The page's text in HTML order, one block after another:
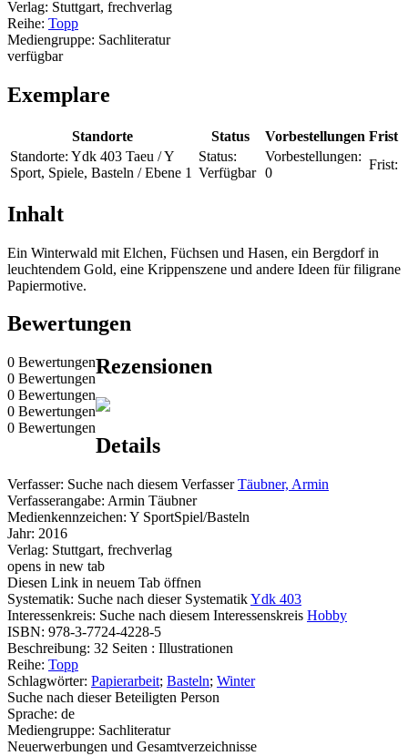
Verlag: Stuttgart, frechverlag
Reihe: Topp
Mediengruppe: Sachliteratur
verfügbar
Exemplare
Standorte Status Vorbestellungen Frist
Standorte: Ydk 403 Taeu / Y
Sport, Spiele, Basteln / Ebene 1
Status:
Verfügbar
Vorbestellungen:
0
Frist:
Inhalt
Ein Winterwald mit Elchen, Füchsen und Hasen, ein Bergdorf in
leuchtendem Gold, eine Krippenszene und andere Ideen für filigrane
Papiermotive.
Bewertungen
0 Bewertungen
0 Bewertungen
0 Bewertungen
0 Bewertungen
0 Bewertungen
Rezensionen
Details
Verfasser: Suche nach diesem Verfasser Täubner, Armin
Verfasserangabe: Armin Täubner
Medienkennzeichen: Y SportSpiel/Basteln
Jahr: 2016
Verlag: Stuttgart, frechverlag
opens in new tab
Diesen Link in neuem Tab öffnen
Systematik: Suche nach dieser SystematikYdk 403
Interessenkreis: Suche nach diesem Interessenskreis Hobby
ISBN: 978-3-7724-4228-5
Beschreibung: 32 Seiten : Illustrationen
Reihe: Topp
Schlagwörter: Papierarbeit; Basteln; Winter
Suche nach dieser Beteiligten Person
Sprache: de
Mediengruppe: Sachliteratur
Neuerwerbungen und Gesamtverzeichnisse